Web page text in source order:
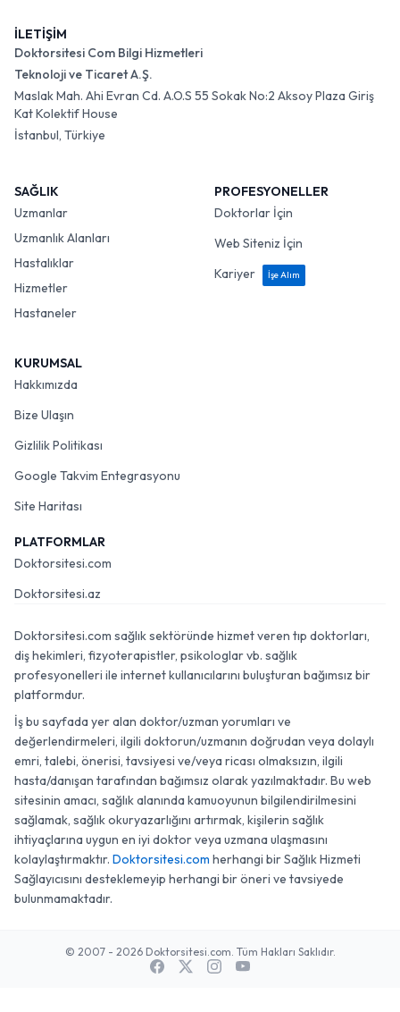
İLETİŞİM
Doktorsitesi Com Bilgi Hizmetleri
Teknoloji ve Ticaret A.Ş.
Maslak Mah. Ahi Evran Cd. A.O.S 55 Sokak No:2 Aksoy Plaza Giriş
Kat Kolektif House
İstanbul, Türkiye
SAĞLIK
Uzmanlar
Uzmanlık Alanları
Hastalıklar
Hizmetler
Hastaneler
PROFESYONELLER
Doktorlar İçin
Web Siteniz İçin
Kariyer
İşe Alım
KURUMSAL
Hakkımızda
Bize Ulaşın
Gizlilik Politikası
Google Takvim Entegrasyonu
Site Haritası
PLATFORMLAR
Doktorsitesi.com
Doktorsitesi.az
Doktorsitesi.com sağlık sektöründe hizmet veren tıp doktorları,
diş hekimleri, fizyoterapistler, psikologlar vb. sağlık
profesyonelleri ile internet kullanıcılarını buluşturan bağımsız bir
platformdur.
İş bu sayfada yer alan doktor/uzman yorumları ve
değerlendirmeleri, ilgili doktorun/uzmanın doğrudan veya dolaylı
emri, talebi, önerisi, tavsiyesi ve/veya ricası olmaksızın, ilgili
hasta/danışan tarafından bağımsız olarak yazılmaktadır. Bu web
sitesinin amacı, sağlık alanında kamuoyunun bilgilendirilmesini
sağlamak, sağlık okuryazarlığını artırmak, kişilerin sağlık
ihtiyaçlarına uygun en iyi doktor veya uzmana ulaşmasını
kolaylaştırmaktır. Doktorsitesi.com herhangi bir Sağlık Hizmeti
Sağlayıcısını desteklemeyip herhangi bir öneri ve tavsiyede
bulunmamaktadır.
© 2007 - 2026 Doktorsitesi.com. Tüm Hakları Saklıdır.